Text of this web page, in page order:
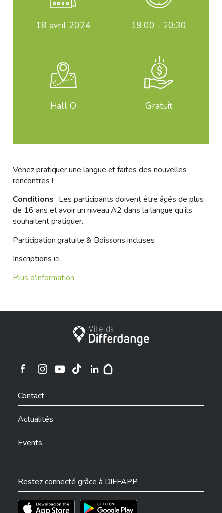
18 avril 2024 19:00 - 20:30
Hall O Gratuit
Venez pratiquer une langue et faites des nouvelles
rencontres !
Conditions : Les participants doivent être âgés de plus
de 16 ans et avoir un niveau A2 dans la langue qu’ils
souhaitent pratiquer.
Participation gratuite & Boissons incluses
Inscriptionsici
Plus d'information
Ville de Differdange
Ville de Differdange sur Instagram
Contact
Actualités
Events
Restez connecté grâce à DIFFAPP
Téléchargez l'app sur l'App StoreTéléchargez l'app sur Play Store